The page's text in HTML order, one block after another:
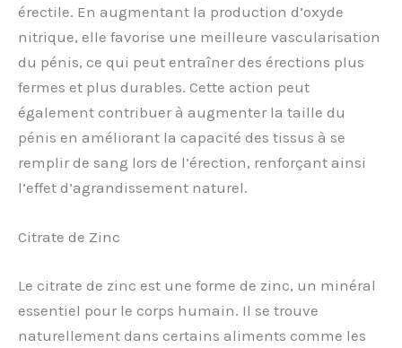
érectile. En augmentant la production d’oxyde
nitrique, elle favorise une meilleure vascularisation
du pénis, ce qui peut entraîner des érections plus
fermes et plus durables. Cette action peut
également contribuer à augmenter la taille du
pénis en améliorant la capacité des tissus à se
remplir de sang lors de l’érection, renforçant ainsi
l’effet d’agrandissement naturel.
Citrate de Zinc
Le citrate de zinc est une forme de zinc, un minéral
essentiel pour le corps humain. Il se trouve
naturellement dans certains aliments comme les